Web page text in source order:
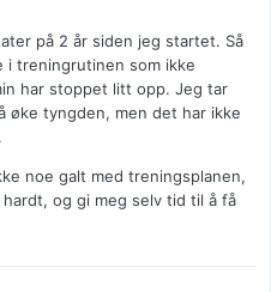
på 2 år siden jeg startet. Så
i treningrutinen som ikke
har stoppet litt opp. Jeg tar
tyngden, men det har ikke
noe galt med treningsplanen,
og gi meg selv tid til å få